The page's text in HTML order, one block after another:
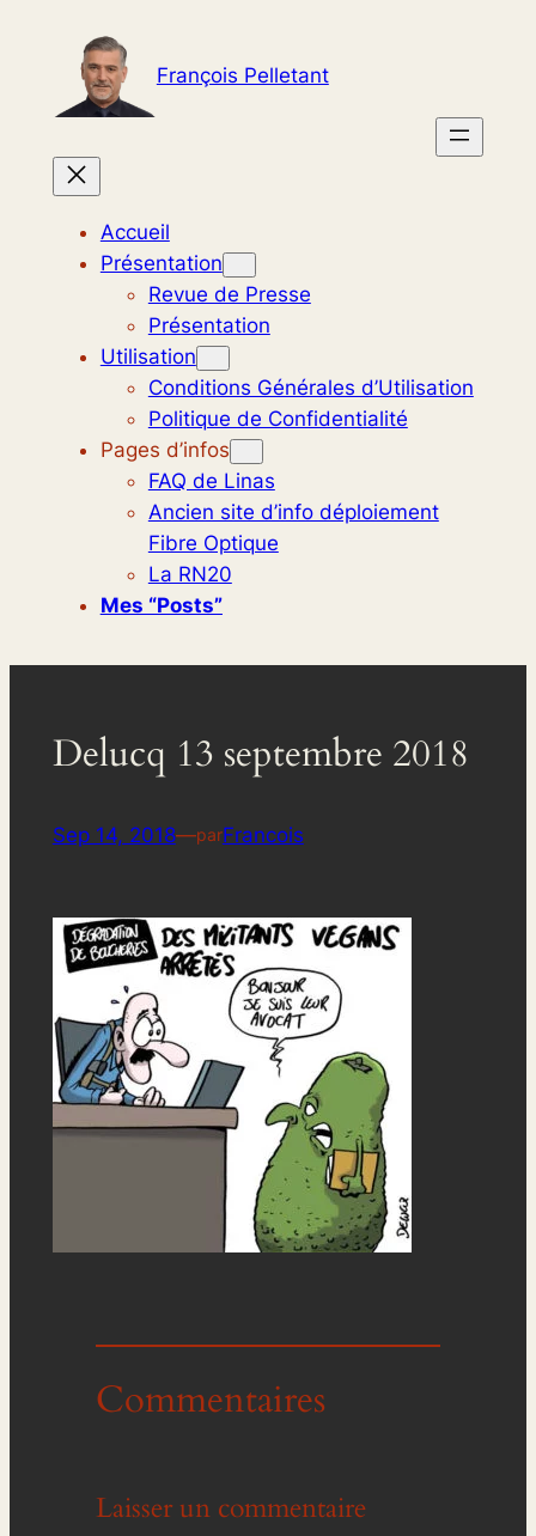
contenu
François Pelletant
Accueil
Présentation
Revue de Presse
Présentation
Utilisation
Conditions Générales d’Utilisation
Politique de Confidentialité
Pages d’infos
FAQ de Linas
Ancien site d’info déploiement
Fibre Optique
La RN20
Mes “posts”
Delucq 13 septembre 2018
Sep 14, 2018—parFrancois
Commentaires
Laisser un commentaire